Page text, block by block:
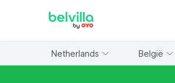
Netherlands België